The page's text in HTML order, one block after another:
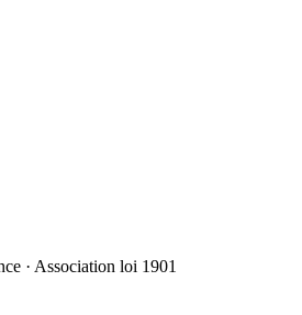
· Association loi 1901